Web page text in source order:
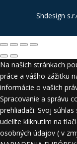
Shdesign
Na našich stránkach
práce a vášho zážitku
informácie o vašich
Spracovanie a správu
prehliadači. Svoj
udelíte kliknutím na
osobných údajov ( v